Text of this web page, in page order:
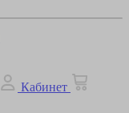
Кабинет